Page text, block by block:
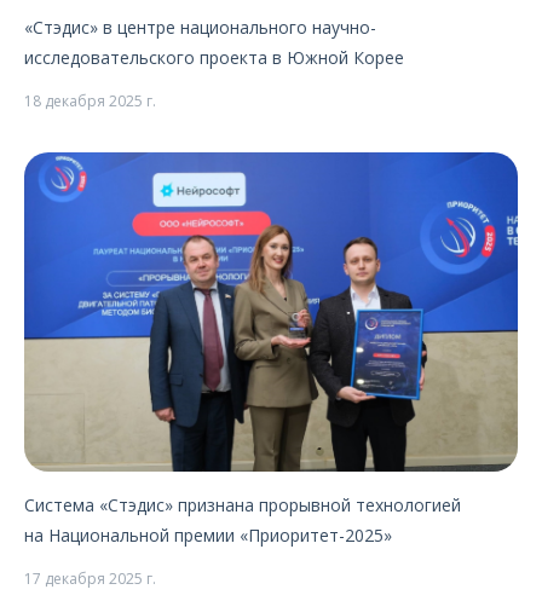
«Стэдис» в центре национального научно-
исследовательского проекта в Южной Корее
18 декабря 2025 г.
Система «Стэдис» признана прорывной технологией
на Национальной премии «Приоритет-2025»
17 декабря 2025 г.